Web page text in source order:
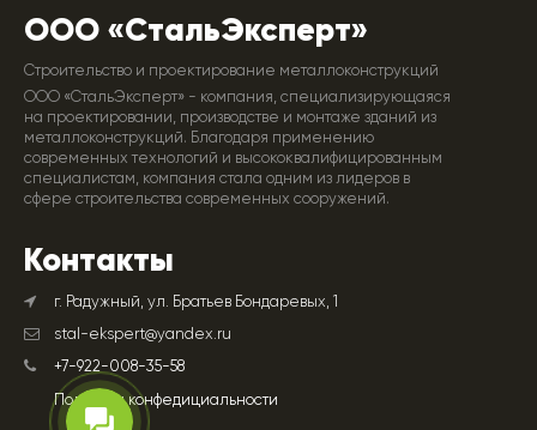
ООО «СтальЭксперт»
Строительство и проектирование металлоконструкций
ООО «СтальЭксперт» - компания, специализирующаяся
на проектировании, производстве и монтаже зданий из
металлоконструкций. Благодаря применению
современных технологий и высококвалифицированным
специалистам, компания стала одним из лидеров в
сфере строительства современных сооружений.
Контакты
г. Радужный, ул. Братьев Бондаревых, 1
stal-ekspert@yandex.ru
+7-922-008-35-58
Политика конфедициальности